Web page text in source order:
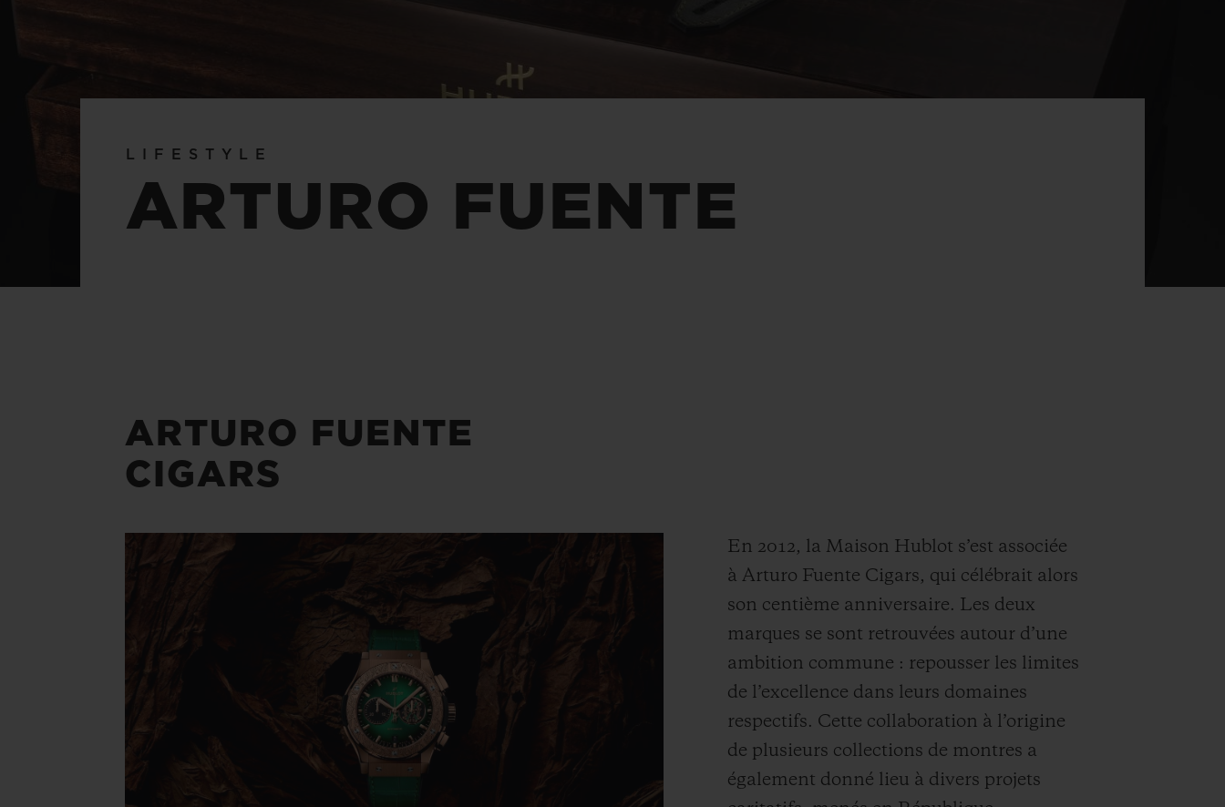
LIFESTYLE
ARTURO FUENTE
ARTURO FUENTE
CIGARS
En 2012, la Maison Hublot s’est associée
à Arturo Fuente Cigars, qui célébrait alors
son centième anniversaire. Les deux
marques se sont retrouvées autour d’une
ambition commune : repousser les limites
de l’excellence dans leurs domaines
respectifs. Cette collaboration à l’origine
de plusieurs collections de montres a
également donné lieu à divers projets
SERVICES EXCLUSIFS
EXTENSION DE
GARANTIE